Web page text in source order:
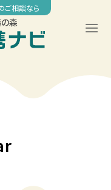
ご相談なら
森